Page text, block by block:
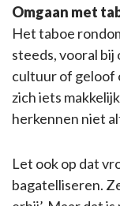
Omgaan met
Het taboe
steeds, vooral bij
cultuur of geloof
zich iets
herkennen niet
Let ook op dat
bagatelliseren.